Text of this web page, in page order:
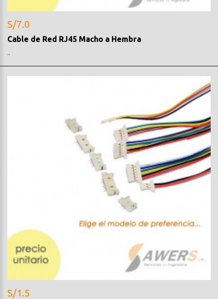
S/7.0
Cable de Red RJ45 Macho a Hembra
..
S/1.5